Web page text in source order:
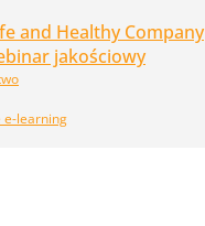
and Healthy Company
jakościowy
e-learning